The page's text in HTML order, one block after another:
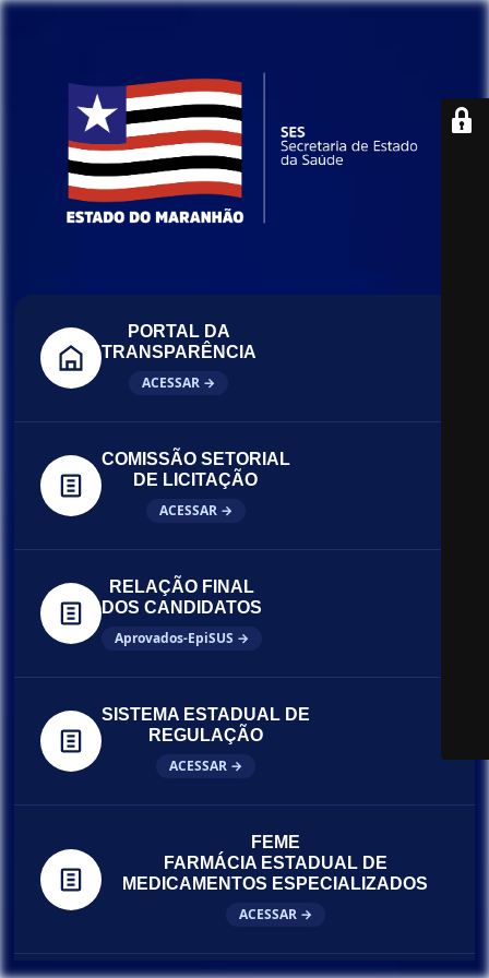
PORTAL DA
TRANSPARÊNCIA
ACESSAR →
COMISSÃO SETORIAL
DE LICITAÇÃO
ACESSAR →
RELAÇÃO FINAL
DOS CANDIDATOS
Aprovados-EpiSUS →
SISTEMA ESTADUAL DE
REGULAÇÃO
ACESSAR →
FEME
FARMÁCIA ESTADUAL DE
MEDICAMENTOS ESPECIALIZADOS
ACESSAR →